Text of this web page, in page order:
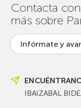
Contacta
más sobre
Infórmate y
IBAIZABAL